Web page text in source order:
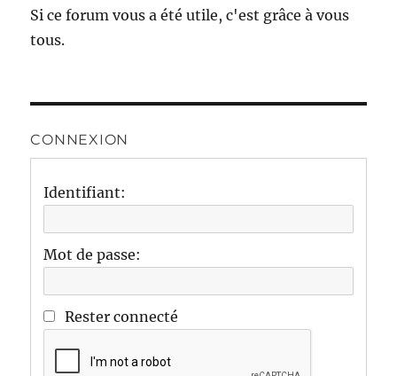
Si ce forum vous a été utile, c'est grâce à vous
tous.
CONNEXION
Identifiant:
Mot de passe:
Rester connecté